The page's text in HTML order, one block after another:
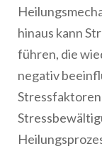
hinaus kann
führen, die
negativ